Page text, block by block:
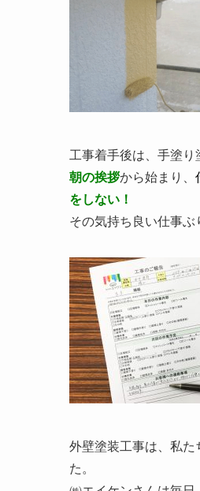
工事着手後は、手塗り
朝の挨拶から始まり、
をしない！
その気持ち良い仕事
外壁塗装工事は、私
た。